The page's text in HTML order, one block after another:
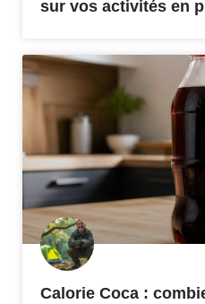
sur vos activités en
Calorie Coca :